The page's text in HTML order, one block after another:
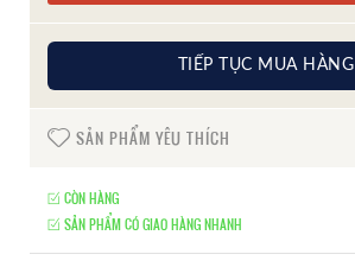
TIẾP TỤC MUA HÀNG
SẢN PHẨM YÊU THÍCH
CÒN HÀNG
SẢN PHẨM CÓ GIAO HÀNG NHANH